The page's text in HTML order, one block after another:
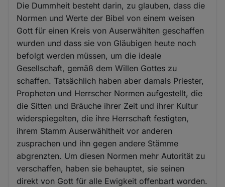
Die Dummheit besteht darin, zu glauben, dass die
Normen und Werte der Bibel von einem weisen
Gott für einen Kreis von Auserwählten geschaffen
wurden und dass sie von Gläubigen heute noch
befolgt werden müssen, um die ideale
Gesellschaft, gemäß dem Willen Gottes zu
schaffen. Tatsächlich haben aber damals Priester,
Propheten und Herrscher Normen aufgestellt, die
die Sitten und Bräuche ihrer Zeit und ihrer Kultur
widerspiegelten, die ihre Herrschaft festigten,
ihrem Stamm Auserwähltheit vor anderen
zusprachen und ihn gegen andere Stämme
abgrenzten. Um diesen Normen mehr Autorität zu
verschaffen, haben sie behauptet, sie seinen
direkt von Gott für alle Ewigkeit offenbart worden.